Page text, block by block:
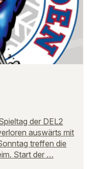
der DEL2
auswärts mit
treffen die
Start der …